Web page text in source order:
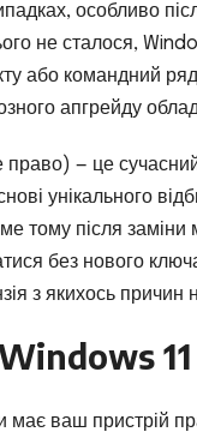
особливо
не сталося,
або командний
апгрейду
— це
унікального
після заміни
без нового
з якихось причин
має ваш пристрій